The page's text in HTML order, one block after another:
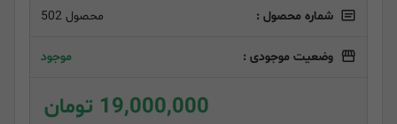
شماره محصول : محصول 502
وضعیت موجودی : موجود
19,000,000 تومان